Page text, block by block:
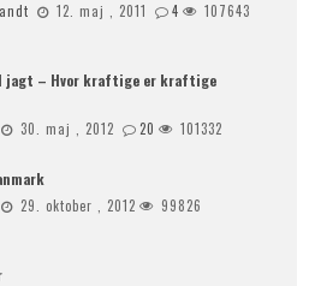
12. maj , 2011 4 107643
– Hvor kraftige er kraftige
30. maj , 2012 20 101332
29. oktober , 2012 99826